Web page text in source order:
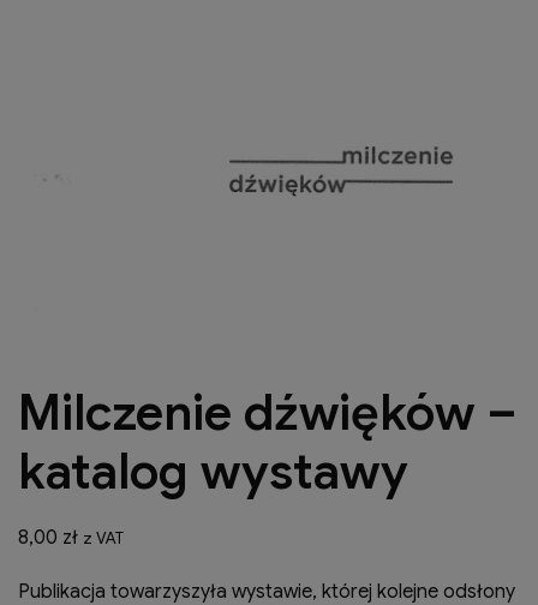
Milczenie dźwięków –
katalog wystawy
8,00 zł z VAT
Publikacja towarzyszyła wystawie, której kolejne odsłony